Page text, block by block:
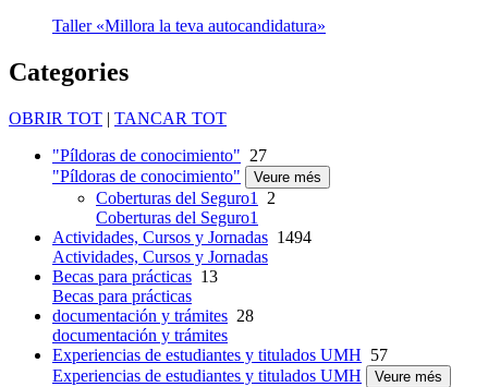
Taller «Millora la teva autocandidatura»
Categories
OBRIR TOT | TANCAR TOT
"Píldoras de conocimiento" 27
"Píldoras de conocimiento"
Veure més
Coberturas del Seguro1
2
Coberturas del Seguro1
Actividades, Cursos y Jornadas 1494
Actividades, Cursos y Jornadas
Becas para prácticas 13
Becas para prácticas
documentación y trámites 28
documentación y trámites
Experiencias de estudiantes y titulados UMH 57
Experiencias de estudiantes y titulados UMH
Veure més